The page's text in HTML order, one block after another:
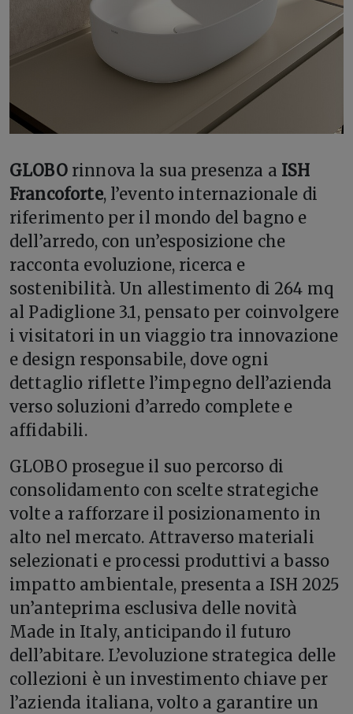
GLOBO rinnova la sua presenza a ISH
Francoforte, l’evento internazionale di
riferimento per il mondo del bagno e
dell’arredo, con un’esposizione che
racconta evoluzione, ricerca e
sostenibilità. Un allestimento di 264 mq
al Padiglione 3.1, pensato per coinvolgere
i visitatori in un viaggio tra innovazione
e design responsabile, dove ogni
dettaglio riflette l’impegno dell’azienda
verso soluzioni d’arredo complete e
affidabili.
GLOBO prosegue il suo percorso di
consolidamento con scelte strategiche
volte a rafforzare il posizionamento in
alto nel mercato. Attraverso materiali
selezionati e processi produttivi a basso
impatto ambientale, presenta a ISH 2025
un’anteprima esclusiva delle novità
Made in Italy, anticipando il futuro
dell’abitare. L’evoluzione strategica delle
collezioni è un investimento chiave per
l’azienda italiana, volto a garantire un